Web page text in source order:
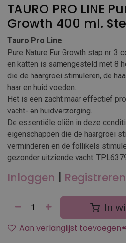
TAURO PRO LINE
Growth 400 ml.
Tauro Pro Line
Pure Nature Fur Growth stap nr. 3
en katten is samengesteld met 8
die de haargroei stimuleren, de
haar en huid voeden.
Het is een zacht maar effectief
vacht- en huidverzorging.
De essentiële oliën in deze
eigenschappen die de haargroei
verminderen en de follikels
gezonder uitziende vacht.
Inloggen | Registreren
In
Aan verlanglijst toevoegen